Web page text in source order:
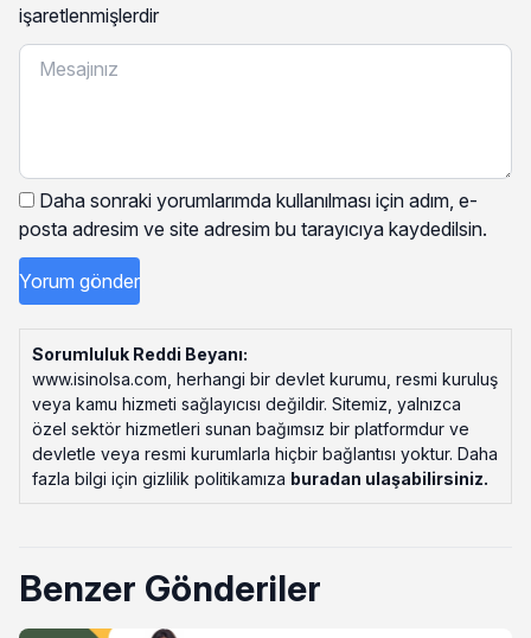
işaretlenmişlerdir
Daha sonraki yorumlarımda kullanılması için adım, e-
posta adresim ve site adresim bu tarayıcıya kaydedilsin.
Sorumluluk Reddi Beyanı:
www.isinolsa.com, herhangi bir devlet kurumu, resmi kuruluş
veya kamu hizmeti sağlayıcısı değildir. Sitemiz, yalnızca
özel sektör hizmetleri sunan bağımsız bir platformdur ve
devletle veya resmi kurumlarla hiçbir bağlantısı yoktur. Daha
fazla bilgi için gizlilik politikamıza buradan ulaşabilirsiniz.
Benzer Gönderiler